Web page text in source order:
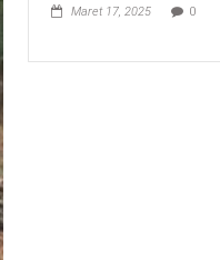
Maret 17, 2025 0